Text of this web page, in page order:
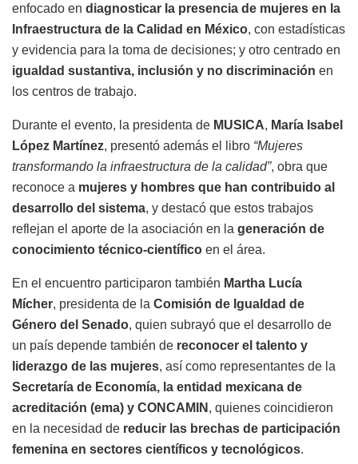
enfocado en diagnosticar la presencia de mujeres en la
Infraestructura de la Calidad en México, con estadísticas
y evidencia para la toma de decisiones; y otro centrado en
igualdad sustantiva, inclusión y no discriminación en
los centros de trabajo.
Durante el evento, la presidenta de MUSICA, María Isabel
López Martínez, presentó además el libro “Mujeres
transformando la infraestructura de la calidad”, obra que
reconoce a mujeres y hombres que han contribuido al
desarrollo del sistema, y destacó que estos trabajos
reflejan el aporte de la asociación en la generación de
conocimiento técnico-científico en el área.
En el encuentro participaron también Martha Lucía
Mícher, presidenta de la Comisión de Igualdad de
Género del Senado, quien subrayó que el desarrollo de
un país depende también de reconocer el talento y
liderazgo de las mujeres, así como representantes de la
Secretaría de Economía, la entidad mexicana de
acreditación (ema) y CONCAMIN , quienes coincidieron
en la necesidad de reducir las brechas de participación
femenina en sectores científicos y tecnológicos.